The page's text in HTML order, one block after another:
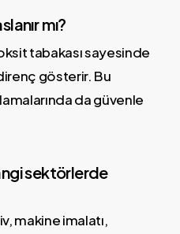
mı?
tabakası sayesinde
gösterir. Bu
da güvenle
sektörlerde
makine imalatı,